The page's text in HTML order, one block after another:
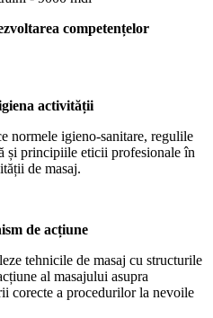
competențelor
activității
normele igieno-sanitare, regulile
și principiile eticii profesionale în
de masaj.
de acțiune
tehnicile de masaj cu structurile
al masajului asupra
corecte a procedurilor la nevoile